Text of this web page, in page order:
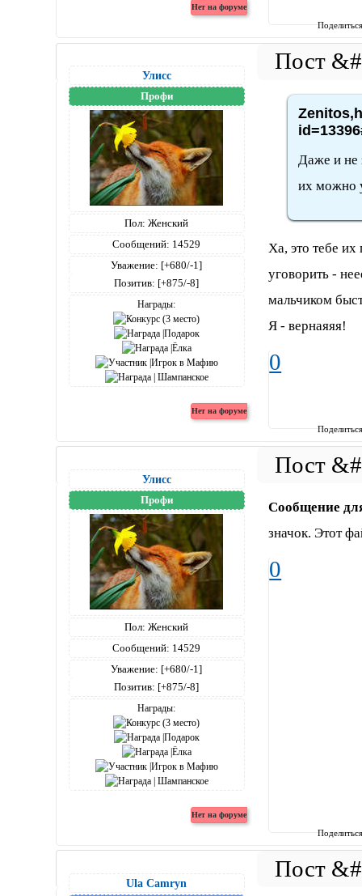
Улисс
Профи
Пол: Женский
Сообщений: 14529
Уважение: [+680/-1]
Позитив: [+875/-8]
Награды:
Даже и не
их можно
Ха, это тебе
уговорить -
мальчиком
Я - вернаяяя!
0
Улисс
Профи
Пол: Женский
Сообщений: 14529
Уважение: [+680/-1]
Позитив: [+875/-8]
Награды:
Сообщение
значок. Этот
0
Ula Camryn